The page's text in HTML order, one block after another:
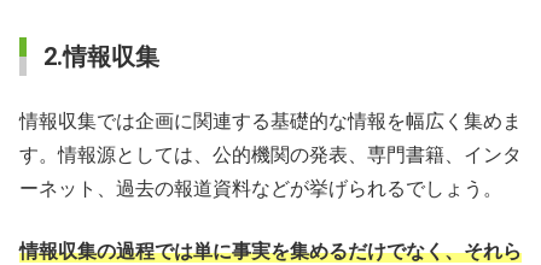
2.情報収集
情報収集では企画に関連する基礎的な情報を幅広く集めま
す。情報源としては、公的機関の発表、専門書籍、インタ
ーネット、過去の報道資料などが挙げられるでしょう。
情報収集の過程では単に事実を集めるだけでなく、それら